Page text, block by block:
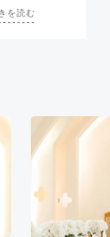
親身に対応い
のが伝わりま
験していたた
づいても本当
、楽しく、滞
うことができ
す。
素晴らしいも
た。本当にあ
ざいました。
を読む